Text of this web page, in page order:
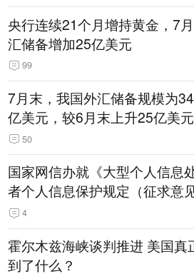
央行连续21个月增持黄金，7
汇储备增加25亿美元
99
7月末，我国外汇储备规模为
亿美元，较6月末上升25亿美
升幅为0.07%
50
国家网信办就《大型个人信息
者个人信息保护规定（征求意
稿）》公开征求意见
4
霍尔木兹海峡谈判推进 美国真
到了什么？